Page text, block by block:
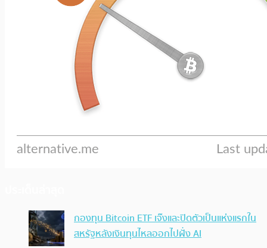
กองทุน Bitcoin ETF เจ๊งและปิดตัวเป็นแห่งแรกใน
สหรัฐหลังเงินทุนไหลออกไปฝั่ง AI